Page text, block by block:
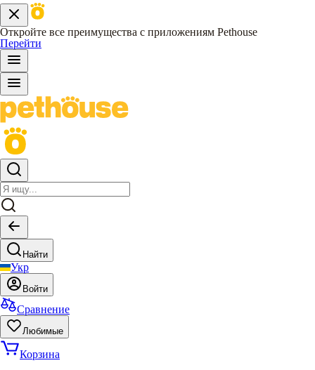
Откройте все преимущества с приложениям Pethouse
Перейти
Найти
Укр
Войти
Сравнение
Любимые
Корзина